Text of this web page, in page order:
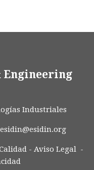
Engineering
Industriales
esidin@esidin.org
- Aviso Legal-